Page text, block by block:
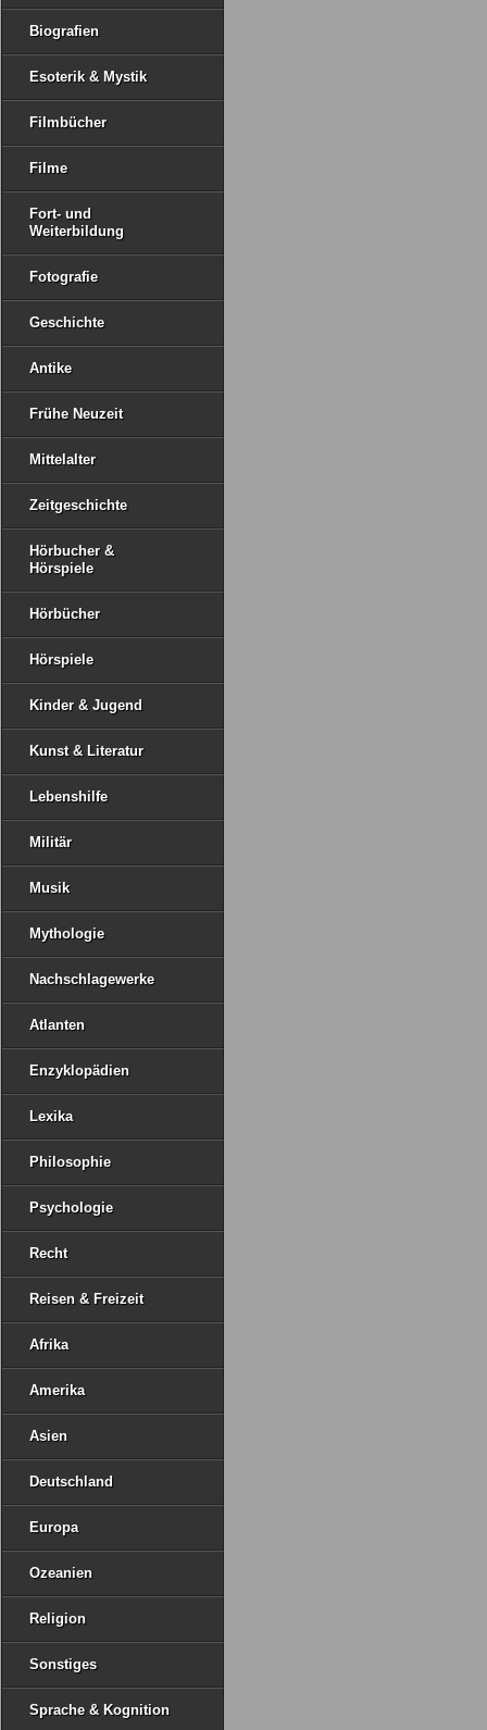
Biografien
Esoterik & Mystik
Filmbücher
Filme
Fort- und
Weiterbildung
Fotografie
Geschichte
Antike
Frühe Neuzeit
Mittelalter
Zeitgeschichte
Hörbucher &
Hörspiele
Hörbücher
Hörspiele
Kinder & Jugend
Kunst & Literatur
Lebenshilfe
Militär
Musik
Mythologie
Nachschlagewerke
Atlanten
Enzyklopädien
Lexika
Philosophie
Psychologie
Recht
Reisen & Freizeit
Afrika
Amerika
Asien
Deutschland
Europa
Ozeanien
Religion
Sonstiges
Sprache & Kognition